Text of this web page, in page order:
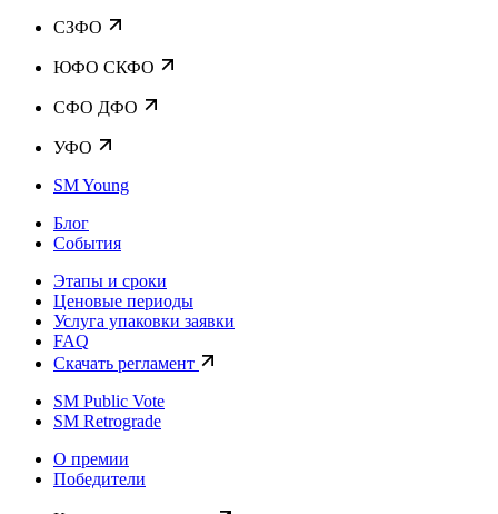
СЗФО
ЮФО СКФО
CФО ДФО
УФО
SM Young
Блог
События
Этапы и сроки
Ценовые периоды
Услуга упаковки заявки
FAQ
Скачать регламент
SM Public Vote
SM Retrograde
О премии
Победители